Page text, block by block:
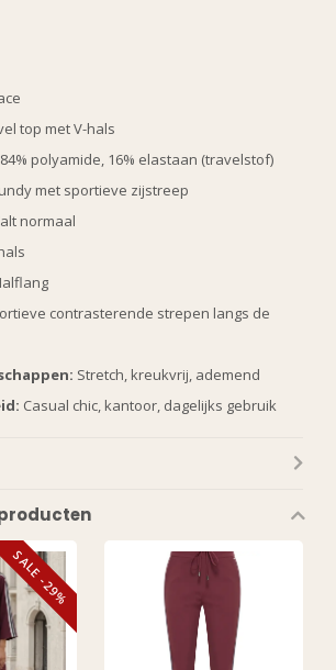
top met V-hals
84% polyamide, 16% elastaan (travelstof)
met sportieve zijstreep
normaal
contrasterende strepen langs de
Stretch, kreukvrij, ademend
Casual chic, kantoor, dagelijks gebruik
SALE -29%